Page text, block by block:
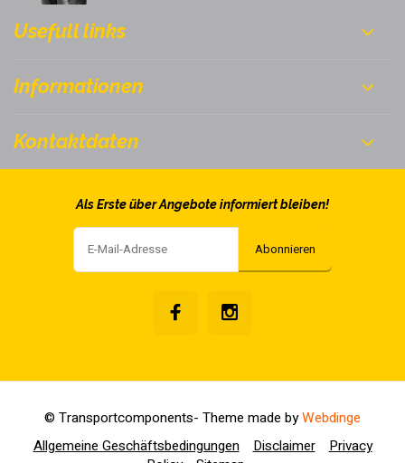
Usefull links
Informationen
Kontaktdaten
Als Erste über Angebote informiert bleiben!
Abonnieren
Allgemeine Geschäftsbedingungen Disclaimer
Privacy
© Transportcomponents- Theme made byWebdinge